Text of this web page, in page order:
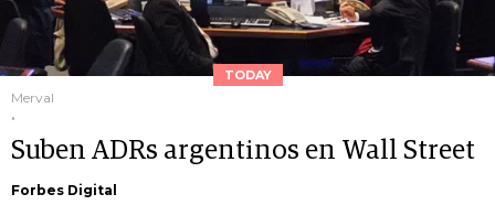
TODAY
Merval
.
Suben ADRs argentinos en Wall Street
Forbes Digital